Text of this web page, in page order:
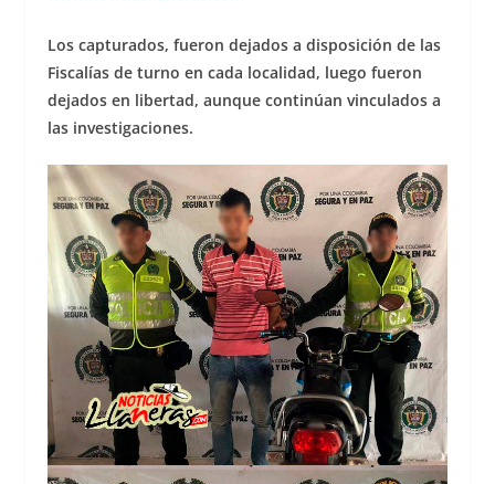
Los capturados, fueron dejados a disposición de las
Fiscalías de turno en cada localidad, luego fueron
dejados en libertad, aunque continúan vinculados a
las investigaciones.